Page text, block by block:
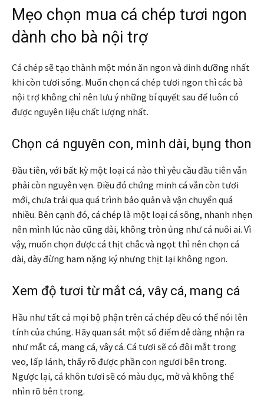
Mẹo chọn mua cá chép tươi ngon
dành cho bà nội trợ
Cá chép sẽ tạo thành một món ăn ngon và dinh dưỡng nhất
khi còn tươi sống. Muốn chọn cá chép tươi ngon thì các bà
nội trợ không chỉ nên lưu ý những bí quyết sau để luôn có
được nguyên liệu chất lượng nhất.
Chọn cá nguyên con, mình dài, bụng thon
Đầu tiên, với bất kỳ một loại cá nào thì yêu cầu đầu tiên vẫn
phải còn nguyên vẹn. Điều đó chứng minh cá vẫn còn tươi
mới, chưa trải qua quá trình bảo quản và vận chuyển quá
nhiều. Bên cạnh đó, cá chép là một loại cá sông, nhanh nhẹn
nên mình lúc nào cũng dài, không tròn ủng như cá nuôi ai. Vì
vậy, muốn chọn được cá thịt chắc và ngọt thì nên chọn cá
dài, dày đừng ham nặng ký nhưng thịt lại không ngon.
Xem độ tươi từ mắt cá, vây cá, mang cá
Hầu như tất cả mọi bộ phận trên cá chép đều có thể nói lên
tính của chúng. Hãy quan sát một số điểm dễ dàng nhận ra
như mắt cá, mang cá, vây cá. Cá tươi sẽ có đôi mắt trong
veo, lấp lánh, thấy rõ được phần con ngươi bên trong.
Ngược lại, cá khôn tươi sẽ có màu đục, mờ và không thể
nhìn rõ bên trong.